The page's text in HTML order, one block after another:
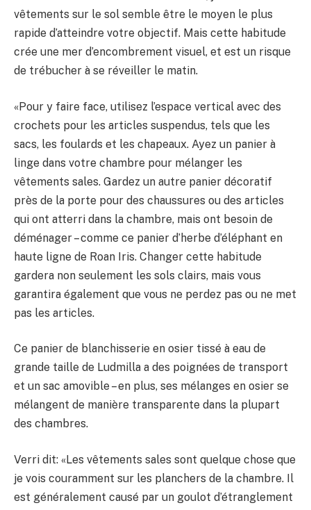
vêtements sur le sol semble être le moyen le plus
rapide d’atteindre votre objectif. Mais cette habitude
crée une mer d’encombrement visuel, et est un risque
de trébucher à se réveiller le matin.
«Pour y faire face, utilisez l’espace vertical avec des
crochets pour les articles suspendus, tels que les
sacs, les foulards et les chapeaux. Ayez un panier à
linge dans votre chambre pour mélanger les
vêtements sales. Gardez un autre panier décoratif
près de la porte pour des chaussures ou des articles
qui ont atterri dans la chambre, mais ont besoin de
déménager – comme ce panier d’herbe d’éléphant en
haute ligne de Roan Iris. Changer cette habitude
gardera non seulement les sols clairs, mais vous
garantira également que vous ne perdez pas ou ne met
pas les articles.
Ce panier de blanchisserie en osier tissé à eau de
grande taille de Ludmilla a des poignées de transport
et un sac amovible – en plus, ses mélanges en osier se
mélangent de manière transparente dans la plupart
des chambres.
Verri dit: «Les vêtements sales sont quelque chose que
je vois couramment sur les planchers de la chambre. Il
est généralement causé par un goulot d’étranglement